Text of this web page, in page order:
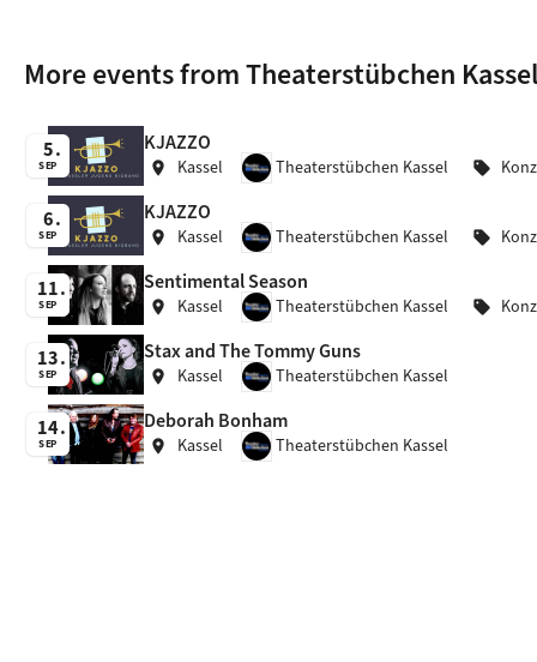
More events from Theaterstübchen
5
SEP
KJAZZO
location_on Kassel Theaterstübchen Kassel sell
6
SEP
KJAZZO
location_on Kassel Theaterstübchen Kassel sell
11
SEP
Sentimental Season
location_on Kassel Theaterstübchen Kassel sell
13
SEP
Stax and The Tommy Guns
location_on Kassel Theaterstübchen Kassel
14
SEP
Deborah Bonham
location_on Kassel Theaterstübchen Kassel